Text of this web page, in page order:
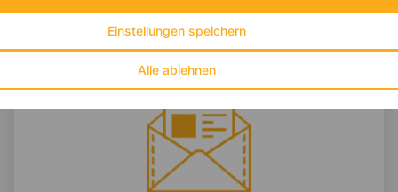
Alle ablehnen
Einstellungen speichern